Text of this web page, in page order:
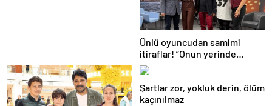
Ünlü oyuncudan samimi
itiraflar! “Onun yerinde
olsaydım diye çok düşündüm”
Şartlar zor, yokluk derin, ölüm
kaçınılmaz